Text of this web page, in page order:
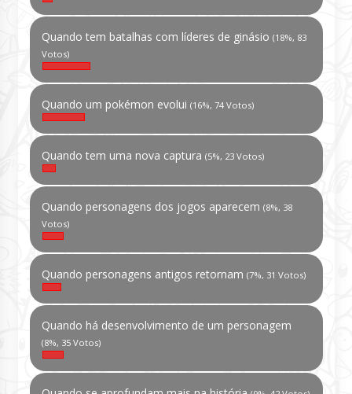
Quando tem batalhas com líderes de ginásio (18%, 83
Votos)
Quando um pokémon evolui (16%, 74 Votos)
Quando tem uma nova captura (5%, 23 Votos)
Quando personagens dos jogos aparecem (8%, 38
Votos)
Quando personagens antigos retornam (7%, 31 Votos)
Quando há desenvolvimento de um personagem
(8%, 35 Votos)